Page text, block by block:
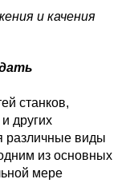
и качения
станков,
других
различные виды
из основных
мере